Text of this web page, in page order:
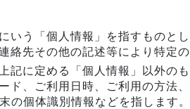
う「個人情報」を指すものと
先その他の記述等により特定
記に定める「個人情報」以外の
、ご利用日時、ご利用の方法
の個体識別情報などを指します。